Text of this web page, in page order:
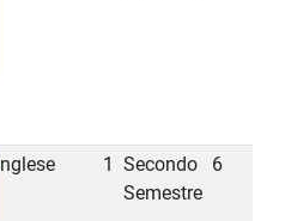
Inglese 1
Secondo
Semestre
6